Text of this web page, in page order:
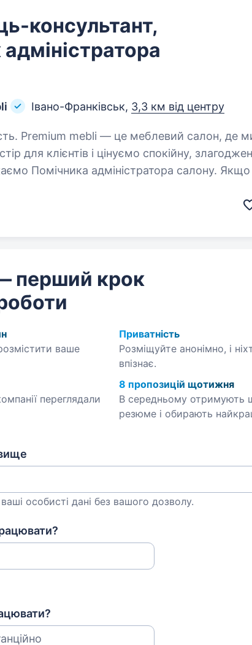
консультант,
Івано-Франківськ, 3,3 км від центру
для клієнтів і цінуємо спокійну,
перший крок
ваше
Приватність
Розміщуйте анонімно, і
впізнає.
переглядали
8 пропозицій щотижня
В середньому отримують
резюме і обирають
особисті дані без вашого дозволу.